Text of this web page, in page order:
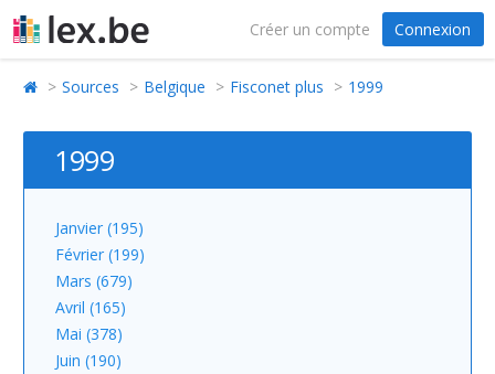
Créer un compte Connexion
Sources Belgique Fisconet plus 1999
1999
Janvier (195)
Février (199)
Mars (679)
Avril (165)
Mai (378)
Juin (190)